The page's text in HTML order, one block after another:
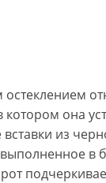
она
из
в